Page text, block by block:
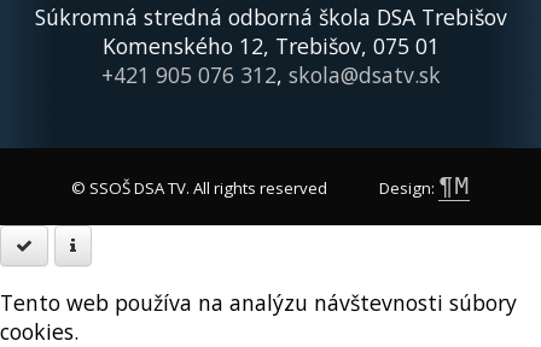
Súkromná stredná odborná škola DSA Trebišov
Komenského 12, Trebišov, 075 01
+421 905 076 312, skola@dsatv.sk
© SSOŠ DSA TV. All rights reserved Design: ¶M
Tento web používa na analýzu návštevnosti súbory
cookies.